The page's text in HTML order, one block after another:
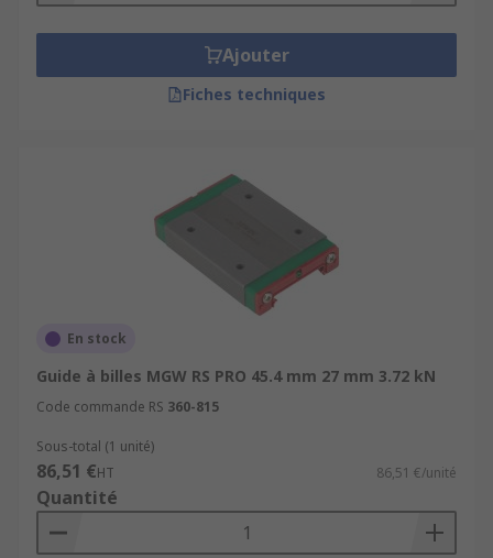
Ajouter
Fiches techniques
En stock
Guide à billes MGW RS PRO 45.4 mm 27 mm 3.72 kN
Code commande RS 360-815
Sous-total (1 unité)
86,51 €HT 86,51 €/unité
Quantité